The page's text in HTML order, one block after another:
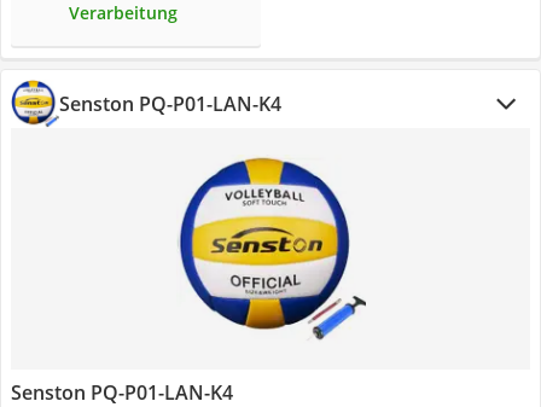
Verarbeitung
Senston PQ-P01-LAN-K4
Senston PQ-P01-LAN-K4